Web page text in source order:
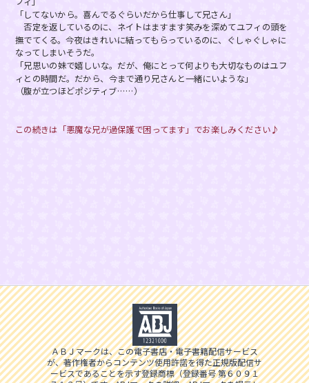
「してないから。喜んでるぐらいだから仕事して兄さん」
否定を返しているのに、ネイトはますます笑みを深めてユフィの頭を
撫でてくる。今夜はきれいに結ってもらっているのに、ぐしゃぐしゃに
なってしまいそうだ。
「兄思いの妹で嬉しいな。だが、俺にとって何よりも大切なものはユフ
ィとの時間だ。だから、今まで通り兄さんと一緒にいような」
（腹が立つほどポジティブ……）
この続きは「悪魔な兄が過保護で困ってます」でお楽しみください♪
ＡＢＪマークは、この電子書店・電子書籍配信サービス
が、著作権者からコンテンツ使用許諾を得た正規版配信サ
ービスであることを示す登録商標（登録番号 第６０９１